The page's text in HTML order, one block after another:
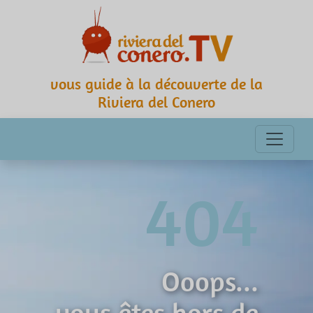
vous guide à la découverte de la
Riviera del Conero
404
Ooops...